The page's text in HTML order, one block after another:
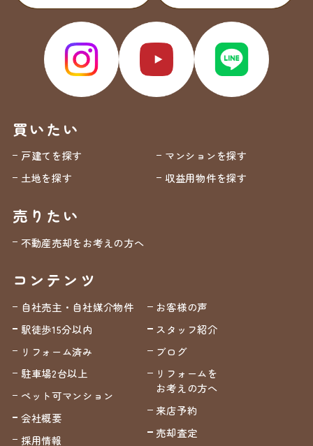
買いたい
戸建てを探す
マンションを探す
土地を探す
収益用物件を探す
売りたい
不動産売却をお考えの方へ
コンテンツ
自社売主・自社媒介物件
駅徒歩15分以内
リフォーム済み
駐車場2台以上
ペット可マンション
会社概要
採用情報
お客様の声
スタッフ紹介
ブログ
リフォームを
お考えの方へ
来店予約
売却査定